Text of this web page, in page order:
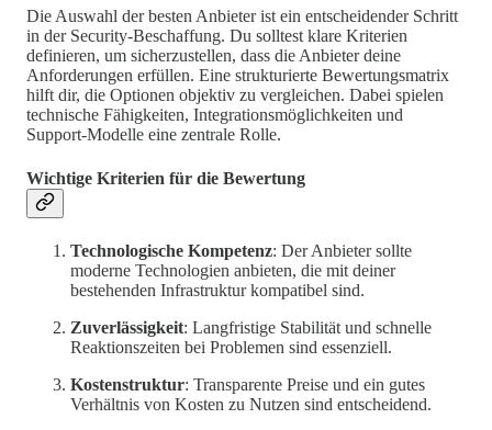
Die Auswahl der besten Anbieter ist ein entscheidender Schritt
in der Security-Beschaffung. Du solltest klare Kriterien
definieren, um sicherzustellen, dass die Anbieter deine
Anforderungen erfüllen. Eine strukturierte Bewertungsmatrix
hilft dir, die Optionen objektiv zu vergleichen. Dabei spielen
technische Fähigkeiten, Integrationsmöglichkeiten und
Support-Modelle eine zentrale Rolle.
Wichtige Kriterien für die Bewertung
Technologische Kompetenz: Der Anbieter sollte
moderne Technologien anbieten, die mit deiner
bestehenden Infrastruktur kompatibel sind.
Zuverlässigkeit: Langfristige Stabilität und schnelle
Reaktionszeiten bei Problemen sind essenziell.
Kostenstruktur: Transparente Preise und ein gutes
Verhältnis von Kosten zu Nutzen sind entscheidend.